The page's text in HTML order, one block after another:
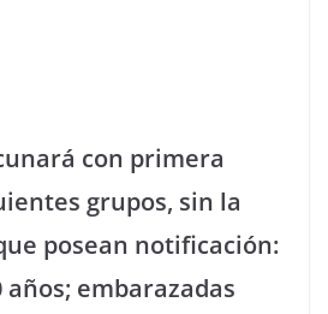
con primera
grupos, sin la
posean notificación:
años; embarazadas